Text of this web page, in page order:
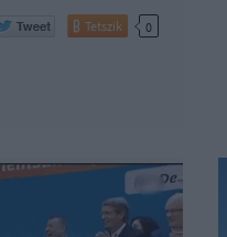
Tetszik 0